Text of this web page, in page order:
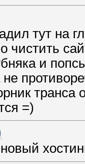
тут на
чистить
и
не
=)